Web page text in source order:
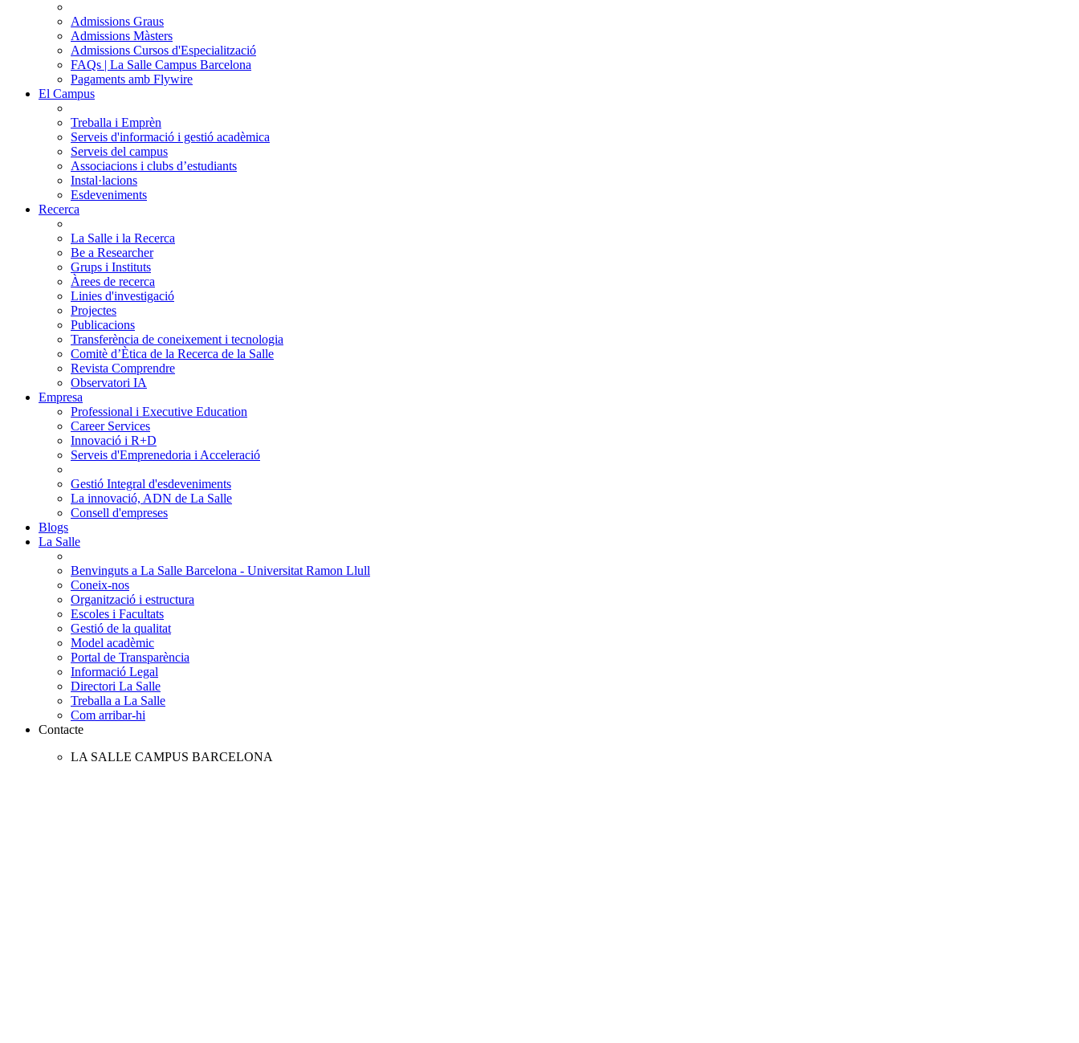
Admissions Graus
Admissions Màsters
Admissions Cursos d'Especialització
FAQs | La Salle Campus Barcelona
Pagaments amb Flywire
El Campus
Treballa i Emprèn
Serveis d'informació i gestió acadèmica
Serveis del campus
Associacions i clubs d’estudiants
Instal·lacions
Esdeveniments
Recerca
La Salle i la Recerca
Be a Researcher
Grups i Instituts
Àrees de recerca
Linies d'investigació
Projectes
Publicacions
Transferència de coneixement i tecnologia
Comitè d’Ètica de la Recerca de la Salle
Revista Comprendre
Observatori IA
Empresa
Professional i Executive Education
Career Services
Innovació i R+D
Serveis d'Emprenedoria i Acceleració
Gestió Integral d'esdeveniments
La innovació, ADN de La Salle
Consell d'empreses
Blogs
La Salle
Benvinguts a La Salle Barcelona - Universitat Ramon Llull
Coneix-nos
Organització i estructura
Escoles i Facultats
Gestió de la qualitat
Model acadèmic
Portal de Transparència
Informació Legal
Directori La Salle
Treballa a La Salle
Com arribar-hi
Contacte
LA SALLE CAMPUS BARCELONA